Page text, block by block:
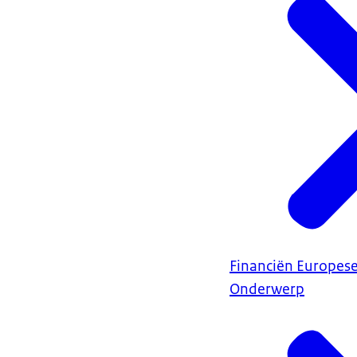
Financiën
Onderwerp